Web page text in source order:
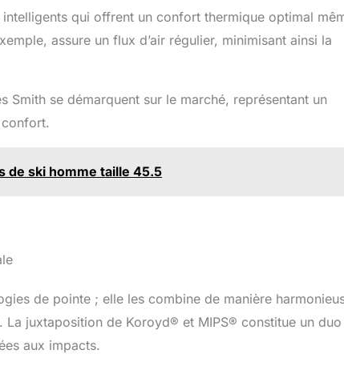
qui offrent un confort thermique optimal
assure un flux d’air régulier, minimisant ainsi la
Smith se démarquent sur le marché, représentant un
de ski homme taille 45.5
de pointe ; elle les combine de manière
juxtaposition de Koroyd® et MIPS® constitue un duo
aux impacts.